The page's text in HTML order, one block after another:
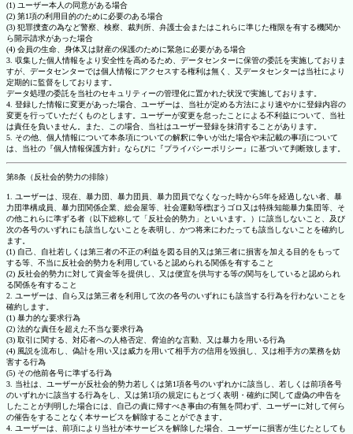
(1) ユーザー本人の同意がある場合
(2) 第1項の利用目的のために必要のある場合
(3) 犯罪捜査の為など警察、検察、裁判所、弁護士会またはこれらに準じた権限を有する機関か
ら開示請求があった場合
(4) 会員の生命、身体又は財産の保護のために緊急に必要がある場合
3. 収集した個人情報をより安全性を高めるため、データセンターに保管の委託を実施しておりま
すが、データセンターでは個人情報にアクセスする権利は無く、又データセンターは当社により
定期的に監督をしております。
データ処理の委託を当社のセキュリティーの管理化に置かれた状況で実施しております。
4. 登録した情報に変更があった場合、ユーザーは、当社が定める方法により速やかに登録内容の
変更を行っていただくものとします。ユーザーが変更を怠ったことによる不利益について、当社
は責任を負いません。また、この場合、当社はユーザー登録を抹消することがあります。
5. その他、個人情報について本条項についての解釈に争いが出た場合や未記載の事項について
は、当社の『個人情報保護方針』ならびに『プライバシーポリシー』に基づいて判断致します。
第8条（反社会的勢力の排除）
1. ユーザーは、現在、暴力団、暴力団員、暴力団員でなくなった時から5年を経過しない者、暴
力団準構成員、暴力団関係企業、総会屋等、社会運動等標ぼうゴロ又は特殊知能暴力集団等、そ
の他これらに準ずる者（以下総称して「反社会的勢力」といいます。）に該当しないこと、及び
次の各号のいずれにも該当しないことを表明し、かつ将来にわたっても該当しないことを確約し
ます。
(1) 自己、自社若しくは第三者の不正の利益を図る目的又は第三者に損害を加える目的をもって
する等、不当に反社会的勢力を利用していると認められる関係を有すること
(2) 反社会的勢力に対して資金等を提供し、又は便宜を供与する等の関与をしていると認められ
る関係を有すること
2. ユーザーは、自ら又は第三者を利用して次の各号のいずれにも該当する行為を行わないことを
確約します。
(1) 暴力的な要求行為
(2) 法的な責任を超えた不当な要求行為
(3) 取引に関する、対応者への人格否定、脅迫的な言動、又は暴力を用いる行為
(4) 風説を流布し、偽計を用い又は威力を用いて相手方の信用を毀損し、又は相手方の業務を妨
害する行為
(5) その他前各号に準ずる行為
3. 当社は、ユーザーが反社会的勢力若しくは第1項各号のいずれかに該当し、若しくは前項各号
のいずれかに該当する行為をし、又は第1項の規定にもとづく表明・確約に関して虚偽の申告を
したことが判明した場合には、自己の責に帰すべき事由の有無を問わず、ユーザーに対して何ら
の催告をすることなく本サービスを解除することができます。
4. ユーザーは、前項により当社が本サービスを解除した場合、ユーザーに損害が生じたとしても